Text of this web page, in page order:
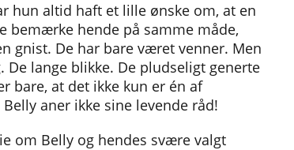
hun altid haft et lille ønske om, at en
bemærke hende på samme måde,
gnist. De har bare været venner. Men
lange blikke. De pludseligt generte
bare, at det ikke kun er én af
aner ikke sine levende råd!
om Belly og hendes svære valgt